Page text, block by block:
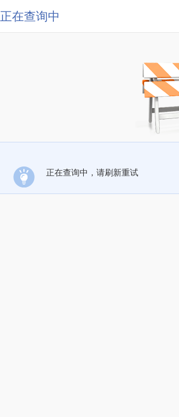
正在查询中
正在查询中，请刷新重试